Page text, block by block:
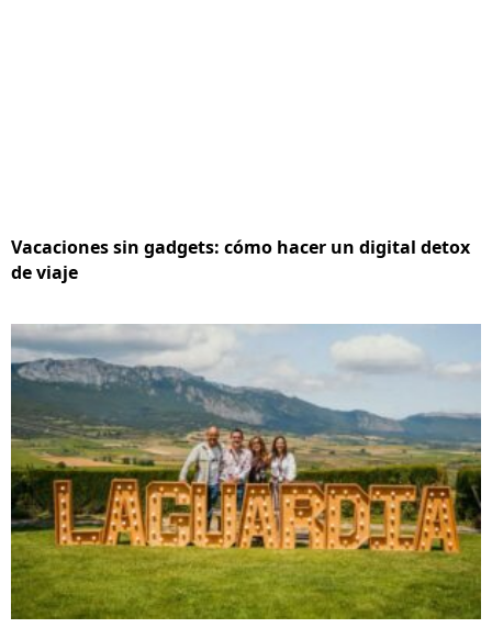
Vacaciones sin gadgets: cómo hacer un digital detox
de viaje